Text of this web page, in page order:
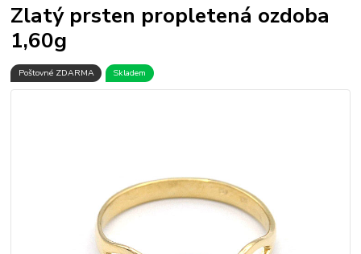
Zlatý prsten propletená ozdoba
1,60g
Poštovné ZDARMA Skladem